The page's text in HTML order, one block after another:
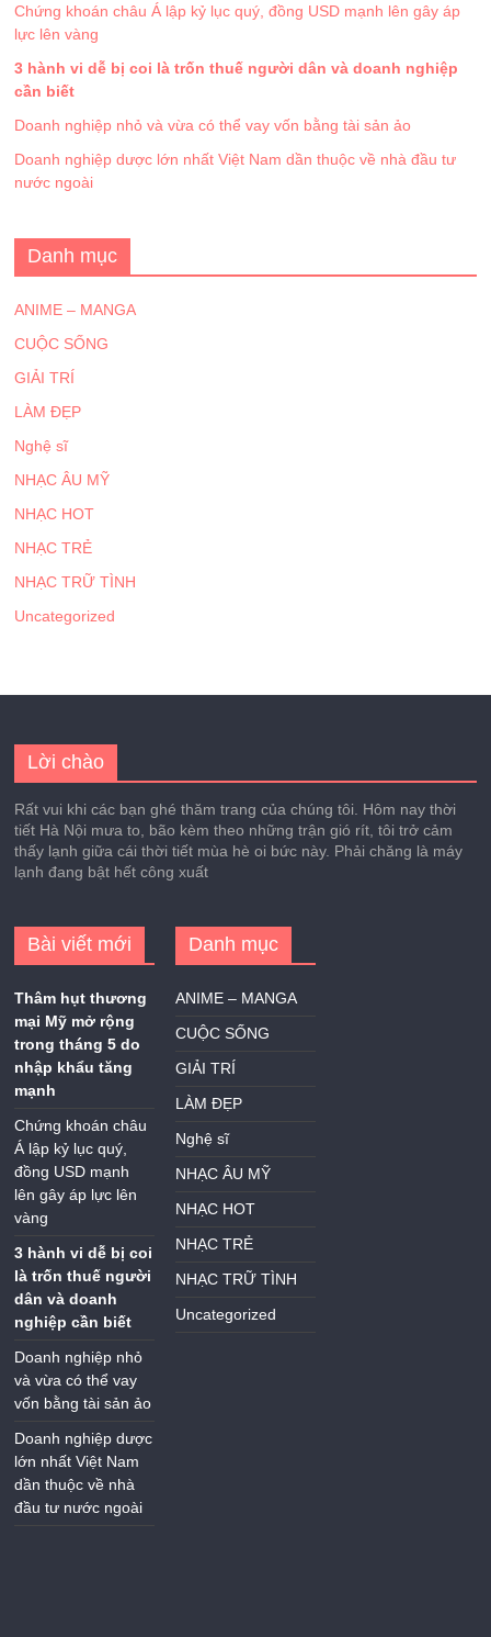
Chứng khoán châu Á lập kỷ lục quý, đồng USD mạnh lên gây áp
lực lên vàng
3 hành vi dễ bị coi là trốn thuế người dân và doanh nghiệp
cần biết
Doanh nghiệp nhỏ và vừa có thể vay vốn bằng tài sản ảo
Doanh nghiệp dược lớn nhất Việt Nam dần thuộc về nhà đầu tư
nước ngoài
Danh mục
ANIME – MANGA
CUỘC SỐNG
GIẢI TRÍ
LÀM ĐẸP
Nghệ sĩ
NHẠC ÂU MỸ
NHẠC HOT
NHẠC TRẺ
NHẠC TRỮ TÌNH
Uncategorized
Lời chào
Rất vui khi các bạn ghé thăm trang của chúng tôi. Hôm nay thời
tiết Hà Nội mưa to, bão kèm theo những trận gió rít, tôi trở cảm
thấy lạnh giữa cái thời tiết mùa hè oi bức này. Phải chăng là máy
lạnh đang bật hết công xuất
Bài viết mới
Thâm hụt thương
mại Mỹ mở rộng
trong tháng 5 do
nhập khẩu tăng
mạnh
Chứng khoán châu
Á lập kỷ lục quý,
đồng USD mạnh
lên gây áp lực lên
vàng
3 hành vi dễ bị coi
là trốn thuế người
dân và doanh
nghiệp cần biết
Doanh nghiệp nhỏ
và vừa có thể vay
vốn bằng tài sản ảo
Doanh nghiệp dược
lớn nhất Việt Nam
dần thuộc về nhà
đầu tư nước ngoài
Danh mục
ANIME – MANGA
CUỘC SỐNG
GIẢI TRÍ
LÀM ĐẸP
Nghệ sĩ
NHẠC ÂU MỸ
NHẠC HOT
NHẠC TRẺ
NHẠC TRỮ TÌNH
Uncategorized